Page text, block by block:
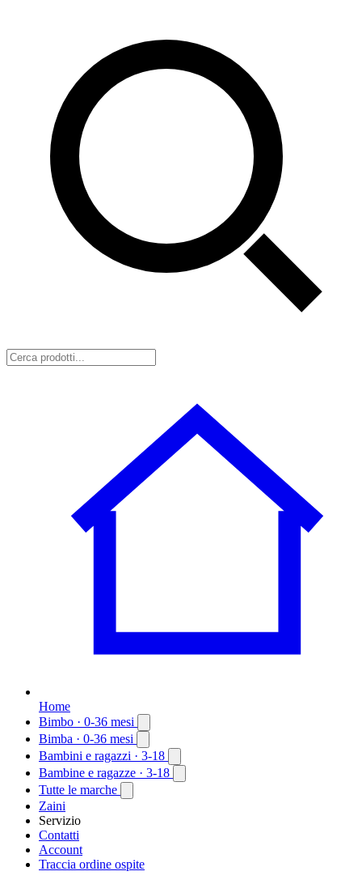
Home
Bimbo · 0-36 mesi
Bimba · 0-36 mesi
Bambini e ragazzi · 3-18
Bambine e ragazze · 3-18
Tutte le marche
Zaini
Servizio
Contatti
Account
Traccia ordine ospite